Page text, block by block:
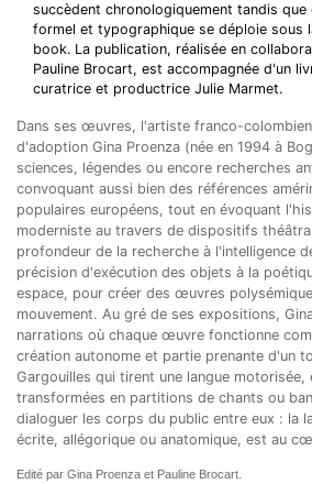
succèdent chronologiquement tandis que
formel et typographique se déploie sous
book. La publication, réalisée en
Pauline Brocart, est accompagnée d'un
curatrice et productrice Julie Marmet.
Dans ses œuvres, l'artiste franco-
d'adoption Gina Proenza (née en 1994 à
sciences, légendes ou encore recherches
convoquant aussi bien des références
populaires européens, tout en évoquant
moderniste au travers de dispositifs
profondeur de la recherche à l'intelligence
précision d'exécution des objets à la
espace, pour créer des œuvres
mouvement. Au gré de ses expositions,
narrations où chaque œuvre fonctionne
création autonome et partie prenante d'un
Gargouilles qui tirent une langue motorisée,
transformées en partitions de chants ou
dialoguer les corps du public entre eux : la
écrite, allégorique ou anatomique, est au
Edité par Gina Proenza et Pauline Brocart.